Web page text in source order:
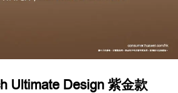
Ultimate Design 紫金款